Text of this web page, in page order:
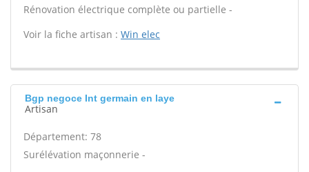
Rénovation électrique complète ou partielle -
Voir la fiche artisan : Win elec
Bgp negoce Int germain en laye
Artisan
Département: 78
Surélévation maçonnerie -